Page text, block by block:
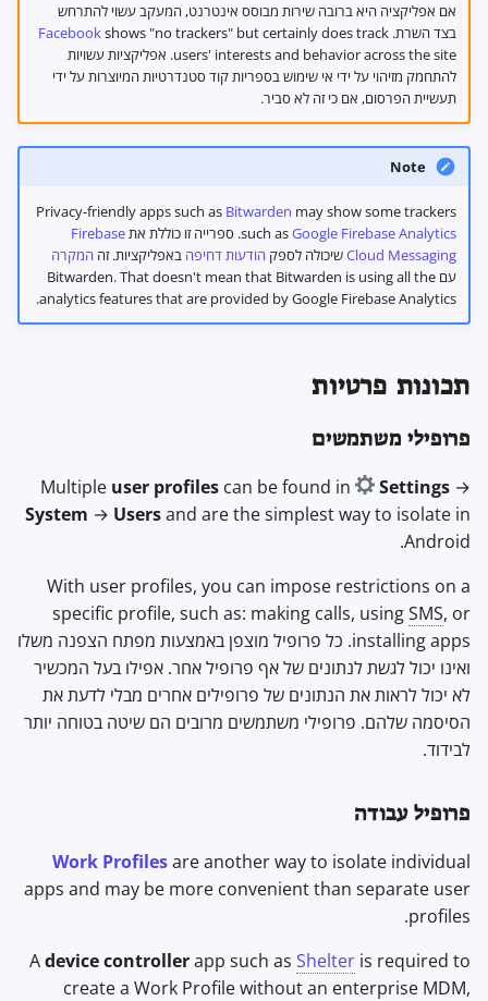
אם אפליקציה היא ברובה שירות מבוסס אינטרנט, המעקב עשוי להתרחש
בצד השרת.
Facebookshows "no trackers" but certainly does track
users' interests and behavior across the site. אפליקציות עשויות
להתחמק מזיהוי על ידי אי שימוש בספריות קוד סטנדרטיות המיוצרות על ידי
תעשיית הפרסום, אם כי זה לא סביר.
Note
Privacy-friendly apps such as Bitwarden may show some trackers
such asGoogle Firebase Analytics . ספרייה זו כוללת אתFirebase
Cloud Messagingשיכולה לספק הודעות דחיפה באפליקציות. זה המקרה
עם Bitwarden. That doesn't mean that Bitwarden is using all the
analytics features that are provided by Google Firebase Analytics.
תכונות פרטיות
פרופילי משתמשים
Multiple user profiles can be found in Settings →
System → Usersand are the simplest way to isolate in
Android.
With user profiles, you can impose restrictions on a
specific profile, such as: making calls, usingSMS, or
installing apps. כל פרופיל מוצפן באמצעות מפתח הצפנה משלו
ואינו יכול לגשת לנתונים של אף פרופיל אחר. אפילו בעל המכשיר
לא יכול לראות את הנתונים של פרופילים אחרים מבלי לדעת את
הסיסמה שלהם. פרופילי משתמשים מרובים הם שיטה בטוחה יותר
לבידוד.
פרופיל עבודה
Work Profilesare another way to isolate individual
apps and may be more convenient than separate user
profiles.
Adevice controllerapp such as Shelter is required to
create a Work Profile without an enterprise MDM,